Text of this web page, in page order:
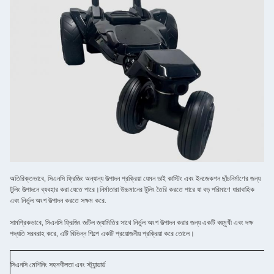
অতিরিক্তভাবে, সিএনসি ফ্রিজিং অন্যান্য উত্পাদন প্রক্রিয়া যেমন ডাই কাস্টিং এবং ইনজেকশন ছাঁচনির্মাণের জন্য
টুলিং উত্পাদনে ব্যবহার করা যেতে পারে।নির্মাতারা উচ্চমানের টুলিং তৈরি করতে পারে যা বড় পরিমাণে ধারাবাহিক
এবং নির্ভুল অংশ উত্পাদন করতে সক্ষম করে.
সামগ্রিকভাবে, সিএনসি ফ্রিজিং জটিল জ্যামিতির সাথে নির্ভুল অংশ উত্পাদন করার জন্য একটি বহুমুখী এবং দক্ষ
পদ্ধতি সরবরাহ করে, এটি বিভিন্ন শিল্পে একটি প্রয়োজনীয় প্রক্রিয়া করে তোলে।
সিএনসি মেশিনিং সহনশীলতা এবং স্ট্যান্ডার্ড